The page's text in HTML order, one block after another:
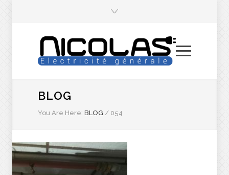
BLOG
You Are Here: BLOG / 054